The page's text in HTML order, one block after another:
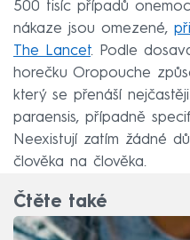
500 tisíc případů
nákaze jsou omezené,
The Lancet. Podle
horečku Oropouche
který se přenáší
paraensis, případně
Neexistují zatím žádné
člověka na člověka.
Čtěte také